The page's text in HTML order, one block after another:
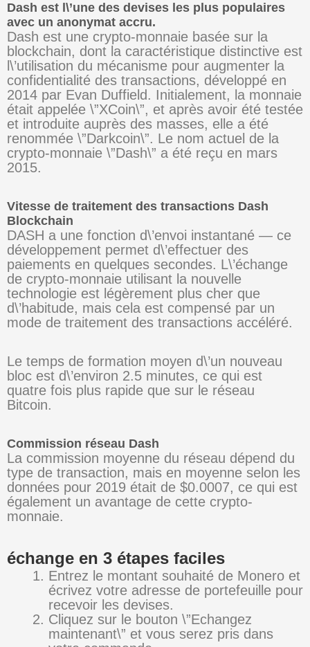
Dash est l\’une des devises les plus populaires
avec un anonymat accru.
Dash est une crypto-monnaie basée sur la
blockchain, dont la caractéristique distinctive est
l\’utilisation du mécanisme pour augmenter la
confidentialité des transactions, développé en
2014 par Evan Duffield. Initialement, la monnaie
était appelée \”XCoin\”, et après avoir été testée
et introduite auprès des masses, elle a été
renommée \”Darkcoin\”. Le nom actuel de la
crypto-monnaie \”Dash\” a été reçu en mars
2015.
Vitesse de traitement des transactions Dash
Blockchain
DASH a une fonction d\’envoi instantané — ce
développement permet d\’effectuer des
paiements en quelques secondes. L\’échange
de crypto-monnaie utilisant la nouvelle
technologie est légèrement plus cher que
d\’habitude, mais cela est compensé par un
mode de traitement des transactions accéléré.
Le temps de formation moyen d\’un nouveau
bloc est d\’environ 2.5 minutes, ce qui est
quatre fois plus rapide que sur le réseau
Bitcoin.
Commission réseau Dash
La commission moyenne du réseau dépend du
type de transaction, mais en moyenne selon les
données pour 2019 était de $0.0007, ce qui est
également un avantage de cette crypto-
monnaie.
échange en 3 étapes faciles
Entrez le montant souhaité de Monero et
écrivez votre adresse de portefeuille pour
recevoir les devises.
Cliquez sur le bouton \”Echangez
maintenant\” et vous serez pris dans